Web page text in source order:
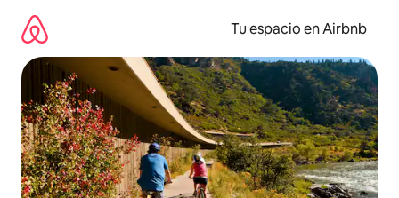
contenido
Tu espacio en Airbnb